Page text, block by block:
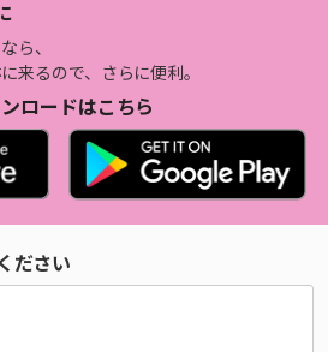
ら、
来るので、さらに便利。
ロードはこちら
ださい